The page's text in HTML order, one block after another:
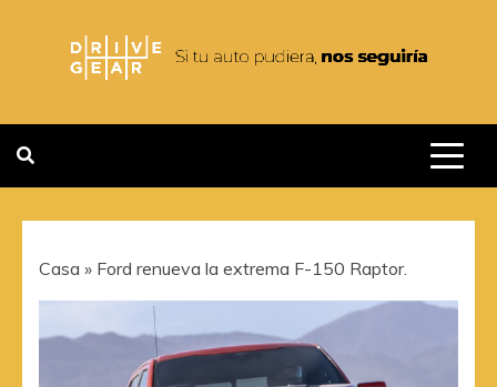
contenido
DRIVEGEAR
Casa » Ford renueva la extrema F-150 Raptor.